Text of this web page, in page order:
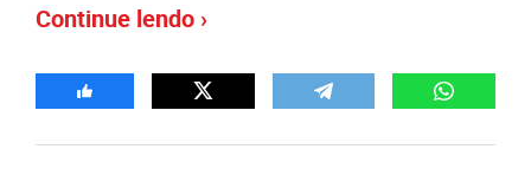
Continue lendo ›